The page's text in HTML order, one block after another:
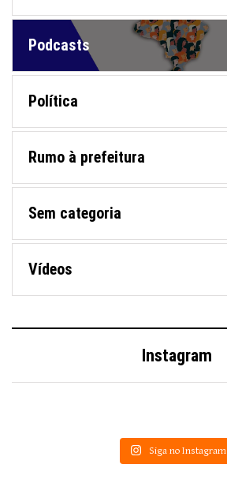
Podcasts
Política
Rumo à prefeitura
Sem categoria
Vídeos
Instagram
Siga no Instagram